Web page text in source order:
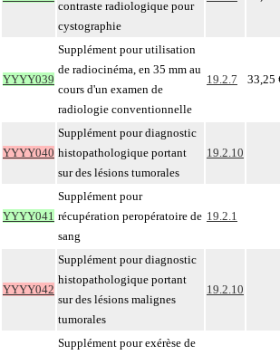
contraste radiologique pour
cystographie
YYYY039
Supplément pour utilisation
de radiocinéma, en 35 mm au
cours d'un examen de
radiologie conventionnelle
19.2.7 33,25
YYYY040
Supplément pour diagnostic
histopathologique portant
sur des lésions tumorales
19.2.10
YYYY041
Supplément pour
récupération peropératoire de
sang
19.2.1
YYYY042
Supplément pour diagnostic
histopathologique portant
sur des lésions malignes
tumorales
19.2.10
Supplément pour exérèse de